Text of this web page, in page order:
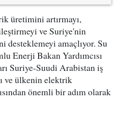
üretimini artırmayı,
ve Suriye'nin
desteklemeyi amaçlıyor. Su
Enerji Bakan Yardımcısı
Suriye-Suudi Arabistan iş
ve ülkenin elektrik
önemli bir adım olarak